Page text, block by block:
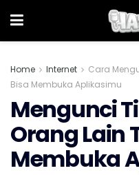
Home Internet
Cara
Bisa Membuka Aplikasimu
Mengunci
Orang Lain
Membuka